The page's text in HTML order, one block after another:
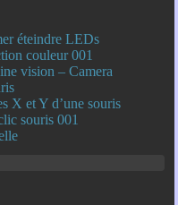
éteindre LEDs
couleur 001
vision – Camera
X et Y d’une souris
souris 001